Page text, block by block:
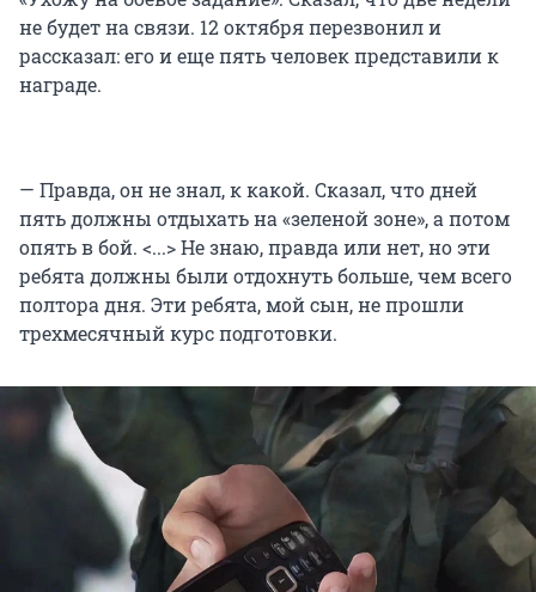
не будет на связи. 12 октября перезвонил и
рассказал: его и еще пять человек представили к
награде.
— Правда, он не знал, к какой. Сказал, что дней
пять должны отдыхать на «зеленой зоне», а потом
опять в бой. <...> Не знаю, правда или нет, но эти
ребята должны были отдохнуть больше, чем всего
полтора дня. Эти ребята, мой сын, не прошли
трехмесячный курс подготовки.